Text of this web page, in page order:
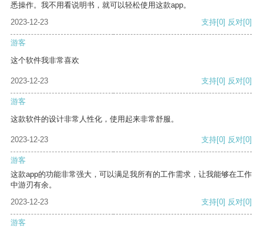
悉操作。我不用看说明书，就可以轻松使用这款app。
2023-12-23
支持[0] 反对[0]
游客
这个软件我非常喜欢
2023-12-23 支持[0] 反对[0]
游客
这款软件的设计非常人性化，使用起来非常舒服。
2023-12-23 支持[0] 反对[0]
游客
这款app的功能非常强大，可以满足我所有的工作需求，让我能够在工作
中游刃有余。
2023-12-23
支持[0] 反对[0]
游客